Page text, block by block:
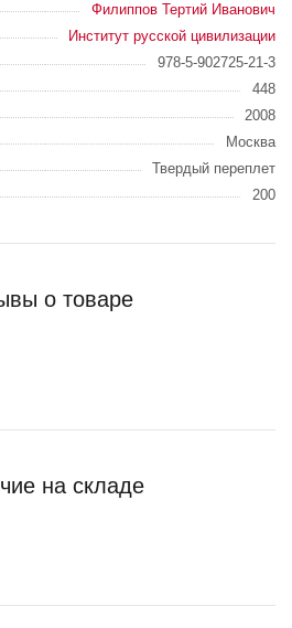
Филиппов Тертий Иванович
Институт русской цивилизации
978-5-902725-21-3
448
2008
Москва
Твердый переплет
200
о товаре
на складе